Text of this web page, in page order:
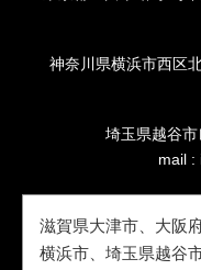
神奈川県横浜市西区
埼玉県越谷
mail :
滋賀県大津市、大阪
横浜市、埼玉県越谷